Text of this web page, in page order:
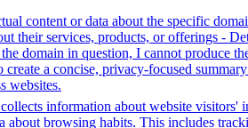
content or data about the specific
their services, products, or offerings -
domain in question, I cannot produce
a concise, privacy-focused
websites.
information about website visitors'
about browsing habits. This includes